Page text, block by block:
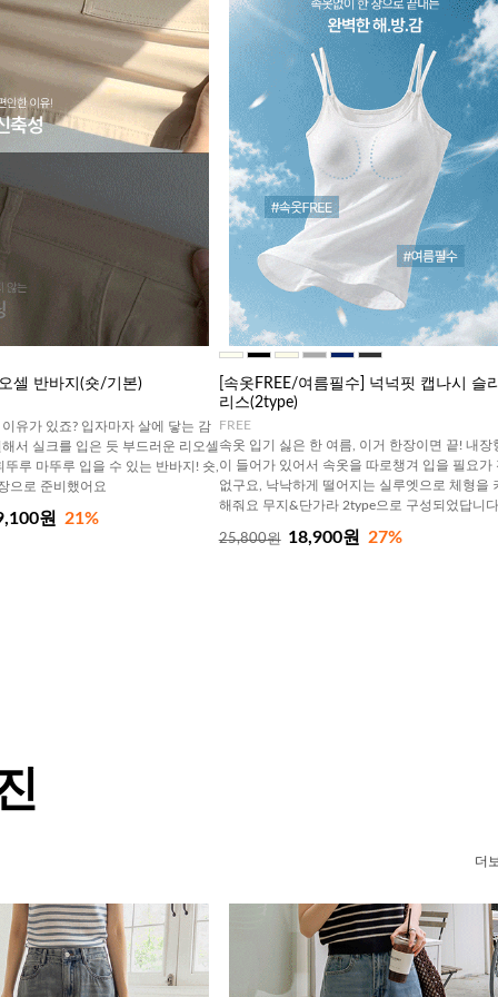
셀 반바지(숏/기본)
유가 있죠? 입자마자 살에 닿는 감
서 실크를 입은 듯 부드러운 리오셀
루 마뚜루 입을 수 있는 반바지! 숏,
으로 준비했어요
원 21%
[속옷FREE/여름필수] 넉넉핏 캡나시 슬
리스(2type)
FREE
속옷 입기 싫은 한 여름, 이거 한장이면 끝! 내장
이 들어가 있어서 속옷을 따로챙겨 입을 필요가
없구요, 낙낙하게 떨어지는 실루엣으로 체형을
해줘요 무지&단가라 2type으로 구성되었답니다
25,800원 18,900원 27%
더